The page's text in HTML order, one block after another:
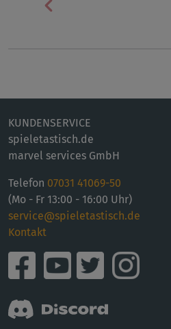
Vorherige
KUNDENSERVICE
spieletastisch.de
marvel services GmbH
Telefon 07031 41069-50
(Mo - Fr 13:00 - 16:00 Uhr)
service@spieletastisch.de
Kontakt